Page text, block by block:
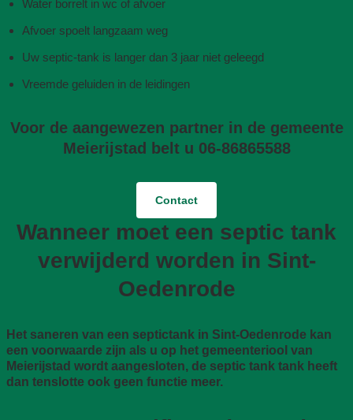
Water borrelt in wc of afvoer
Afvoer spoelt langzaam weg
Uw septic-tank is langer dan 3 jaar niet geleegd
Vreemde geluiden in de leidingen
Voor de aangewezen partner in de gemeente
Meierijstad belt u 06-86865588
Contact
Wanneer moet een septic tank
verwijderd worden in Sint-
Oedenrode
Het saneren van een septictank in Sint-Oedenrode kan
een voorwaarde zijn als u op het gemeenteriool van
Meierijstad wordt aangesloten, de septic tank tank heeft
dan tenslotte ook geen functie meer.